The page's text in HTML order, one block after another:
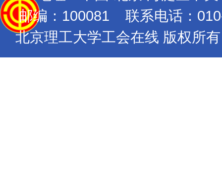
邮编：100081 联系电话：
北京理工大学工会在线 版权所